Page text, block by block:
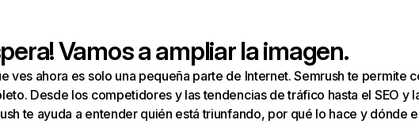
Vamos a ampliar la imagen.
ves ahora es solo una pequeña parte de Internet. Semrush te permite
Desde los competidores y las tendencias de tráfico hasta el SEO y
te ayuda a entender quién está triunfando, por qué lo hace y dónde